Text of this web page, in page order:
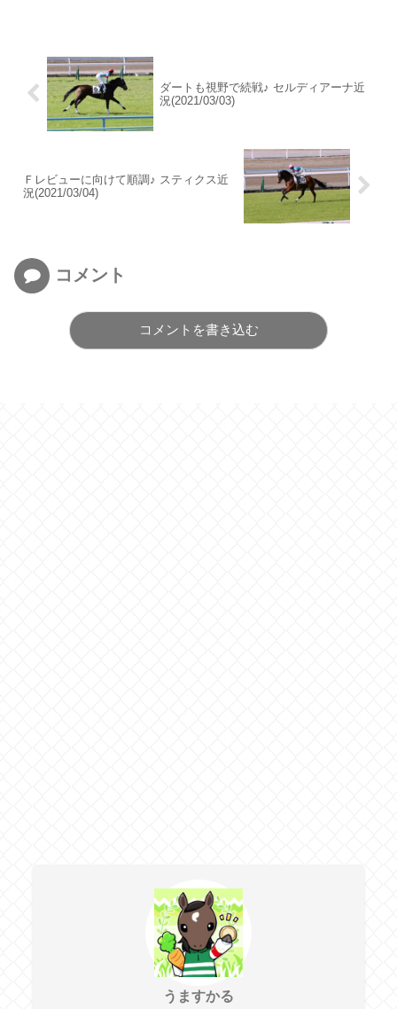
ダートも視野で続戦♪ セルディアーナ近
況(2021/03/03)
Ｆレビューに向けて順調♪ スティクス近
況(2021/03/04)
コメント
コメントを書き込む
うますかる